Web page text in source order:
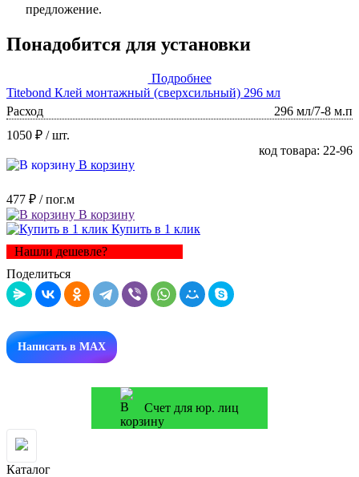
предложение.
Понадобится для установки
Подробнее
Titebond Клей монтажный (сверхсильный) 296 мл
Расход
296 мл/7-8 м.п
1050 ₽ / шт.
код товара: 22-96
В корзину
477 ₽ / пог.м
В корзину
Купить в 1 клик
Нашли дешевле?
Поделиться
Написать в MAX
Счет для юр. лиц
Каталог